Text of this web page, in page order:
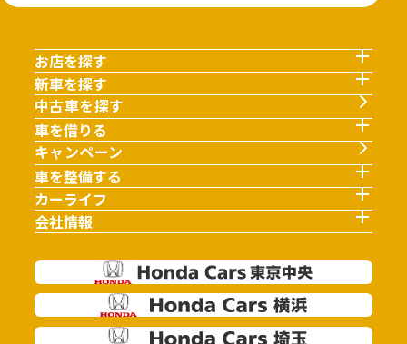
お店を探す
新車を探す
中古車を探す
車を借りる
キャンペーン
車を整備する
カーライフ
会社情報